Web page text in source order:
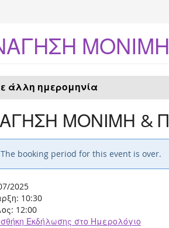
ΜΟΝΙΜΗ
άλλη ημερομηνία
ΜΟΝΙΜΗ &
The booking period for this event is over.
2025
10:30
12:00
Εκδήλωσης στο Ημερολόγιο